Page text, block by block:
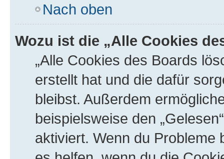
Nach oben
Wozu ist die „Alle Cookies
„Alle Cookies des Boards
erstellt hat und die dafür
bleibst. Außerdem
beispielsweise den
aktiviert. Wenn du Probleme